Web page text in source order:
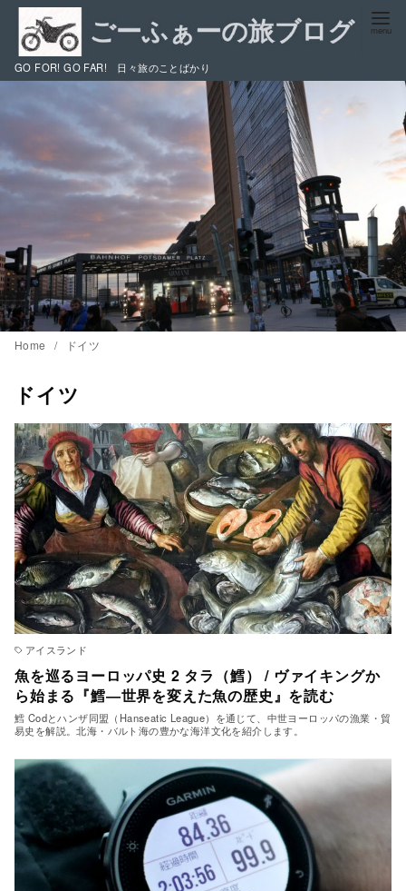
ン
移
動
GO FOR! GO FAR! 日々旅のことばかり
Home ドイツ
ドイツ
アイスランド
魚を巡るヨーロッパ史 2 タラ（鱈） / ヴァイキングか
ら始まる『鱈―世界を変えた魚の歴史』を読む
鱈 Codとハンザ同盟（Hanseatic League）を通じて、中世ヨーロッパの漁業・貿
易史を解説。北海・バルト海の豊かな海洋文化を紹介します。